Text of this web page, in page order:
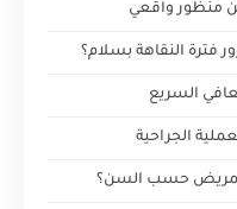
منظور واقعي
فترة النقاهة بسلام؟
السريع
الجراحية
المريض حسب السن؟